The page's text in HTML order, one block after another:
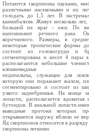
Питаются скорпионы пауками,
различными насекомыми и их
голодать до 1,5 лет. В
каннибализм. Живут несколько
большой их враг - ежи. По
напоминают речного рака.
коричневого. Размеры, в
некоторые тро­пические формы
состоит из головогруди и
сегментирована и несет 4 пары
располагаются небольшие
клешневидные
педипальпы, служащие для
которую они пора­жают жалом,
сегментировано и состоит из
узкого заднебрюшья. На конце
лопасти, располагается
бутоидов. В анальной лопасти
выводные протоки которых
открываются наружу вблизи ее
Яд скорпионов относится к
скорпионы легкими.